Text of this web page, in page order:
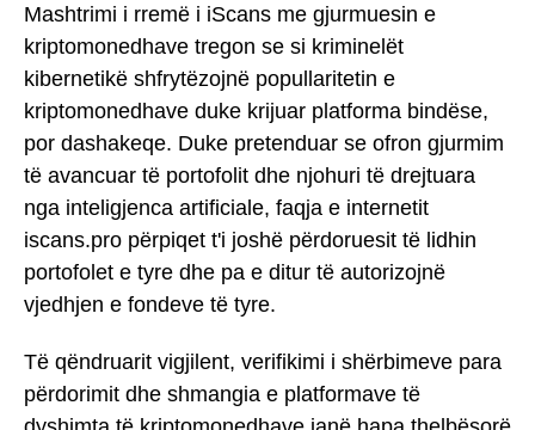
Mashtrimi i rremë i iScans me gjurmuesin e
kriptomonedhave tregon se si kriminelët
kibernetikë shfrytëzojnë popullaritetin e
kriptomonedhave duke krijuar platforma bindëse,
por dashakeqe. Duke pretenduar se ofron gjurmim
të avancuar të portofolit dhe njohuri të drejtuara
nga inteligjenca artificiale, faqja e internetit
iscans.pro përpiqet t'i joshë përdoruesit të lidhin
portofolet e tyre dhe pa e ditur të autorizojnë
vjedhjen e fondeve të tyre.
Të qëndruarit vigjilent, verifikimi i shërbimeve para
përdorimit dhe shmangia e platformave të